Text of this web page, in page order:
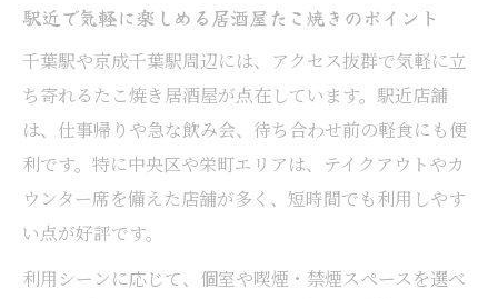
駅近で気軽に楽しめる居酒屋たこ焼きのポイント
千葉駅や京成千葉駅周辺には、アクセス抜群で気軽に立
ち寄れるたこ焼き居酒屋が点在しています。駅近店舗
は、仕事帰りや急な飲み会、待ち合わせ前の軽食にも便
利です。特に中央区や栄町エリアは、テイクアウトやカ
ウンター席を備えた店舗が多く、短時間でも利用しやす
い点が好評です。
利用シーンに応じて、個室や喫煙・禁煙スペースを選べ